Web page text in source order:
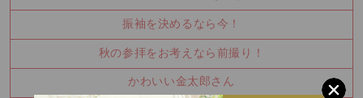
振袖を決めるなら今！
秋の参拝をお考えなら前撮り！
かわいい金太郎さん